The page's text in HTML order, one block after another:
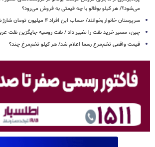
می‌شود؟/ هر کیلو بوفالو با چه قیمتی به فروش می‌رود؟
سرپرستان خانوار بخوانند/ حساب این افراد ۴ میلیون تومان شارژ شد
چین، مسیر خرید نفت را تغییر داد / نفت روسیه جایگزین نفت
قیمت واقعی تخم‌مرغ رسما اعلام شد/ هر کیلو تخم‌مرغ چند؟